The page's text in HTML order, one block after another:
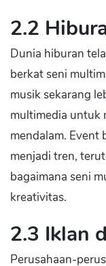
2.2
Dunia hiburan
berkat seni
musik sekarang
multimedia untuk
mendalam. Event
menjadi tren,
bagaimana seni
kreativitas.
2.3 Iklan
Perusahaan-